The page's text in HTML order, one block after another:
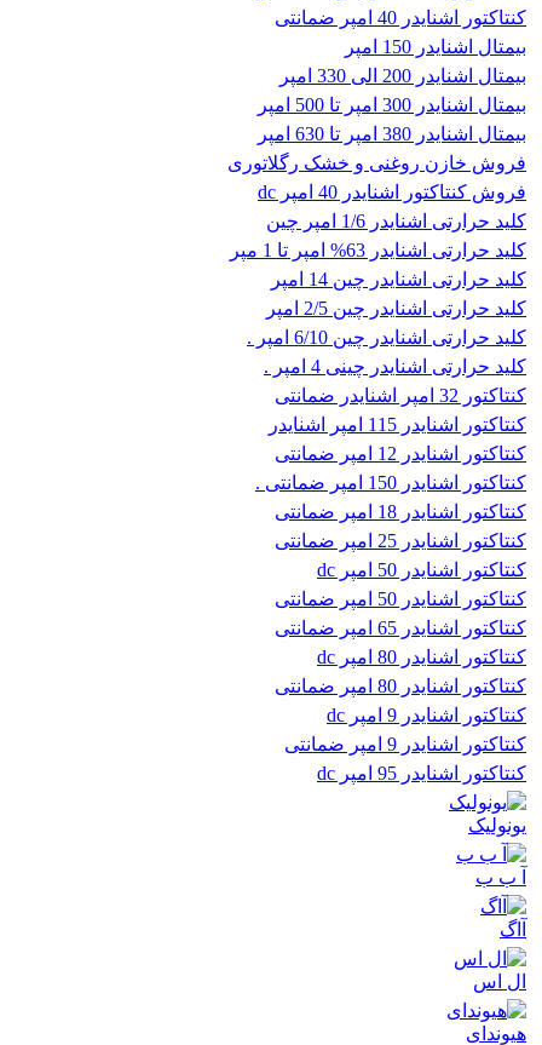
کنتاکتور اشنایدر 40 امپر ضمانتی
بیمتال اشنایدر 150 امپر
بیمتال اشنایدر 200 الی 330 امپر
بیمتال اشنایدر 300 امپر تا 500 امپر
بیمتال اشنایدر 380 امپر تا 630 امپر
فروش خازن روغنی و خشک رگلاتوری
فروش کنتاکتور اشنایدر 40 امپر dc
کلید حرارتی اشنایدر 1/6 امپر چین
کلید حرارتی اشنایدر 63% امپر تا 1 مپر
کلید حرارتی اشنایدر چین 14 امپر
کلید حرارتی اشنایدر چین 2/5 امپر
کلید حرارتی اشنایدر چین 6/10 امپر .
کلید حرارتی اشنایدر چینی 4 امپر .
کنتاکتور 32 امپر اشنایدر ضمانتی
کنتاکتور اشنایدر 115 امپر اشنایدر
کنتاکتور اشنایدر 12 امپر ضمانتی
کنتاکتور اشنایدر 150 امپر ضمانتی .
کنتاکتور اشنایدر 18 امپر ضمانتی
کنتاکتور اشنایدر 25 امپر ضمانتی
کنتاکتور اشنایدر 50 امپر dc
کنتاکتور اشنایدر 50 امپر ضمانتی
کنتاکتور اشنایدر 65 امپر ضمانتی
کنتاکتور اشنایدر 80 امپر dc
کنتاکتور اشنایدر 80 امپر ضمانتی
کنتاکتور اشنایدر 9 امپر dc
کنتاکتور اشنایدر 9 امپر ضمانتی
کنتاکتور اشنایدر 95 امپر dc
یونولیک
آ ب ب
آاگ
ال اس
هیوندای